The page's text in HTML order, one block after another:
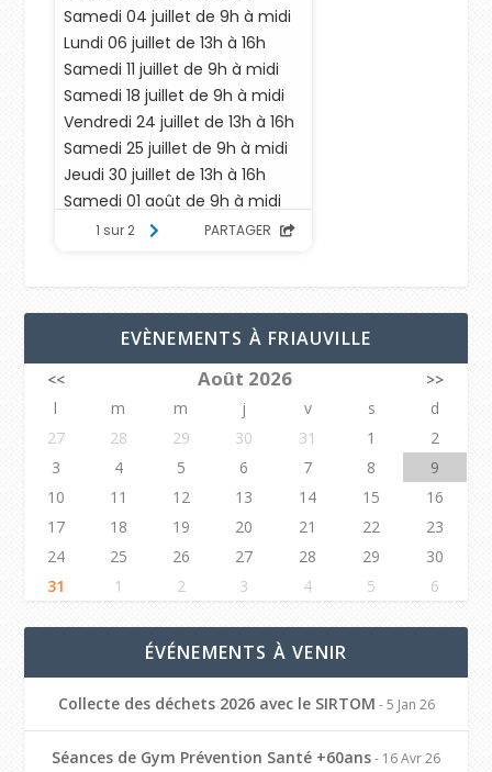
EVÈNEMENTS À FRIAUVILLE
<< Août 2026
>>
l
m m j v s
d
27
28 29 30 31 1
2
3
4 5 6 7 8
9
10
11 12 13 14 15
16
17
18 19 20 21 22
23
24
25 26 27 28 29
30
31
1 2 3 4 5 6
ÉVÉNEMENTS À VENIR
Collecte des déchets 2026 avec le SIRTOM - 5 Jan 26
Séances de Gym Prévention Santé +60ans- 16 Avr 26